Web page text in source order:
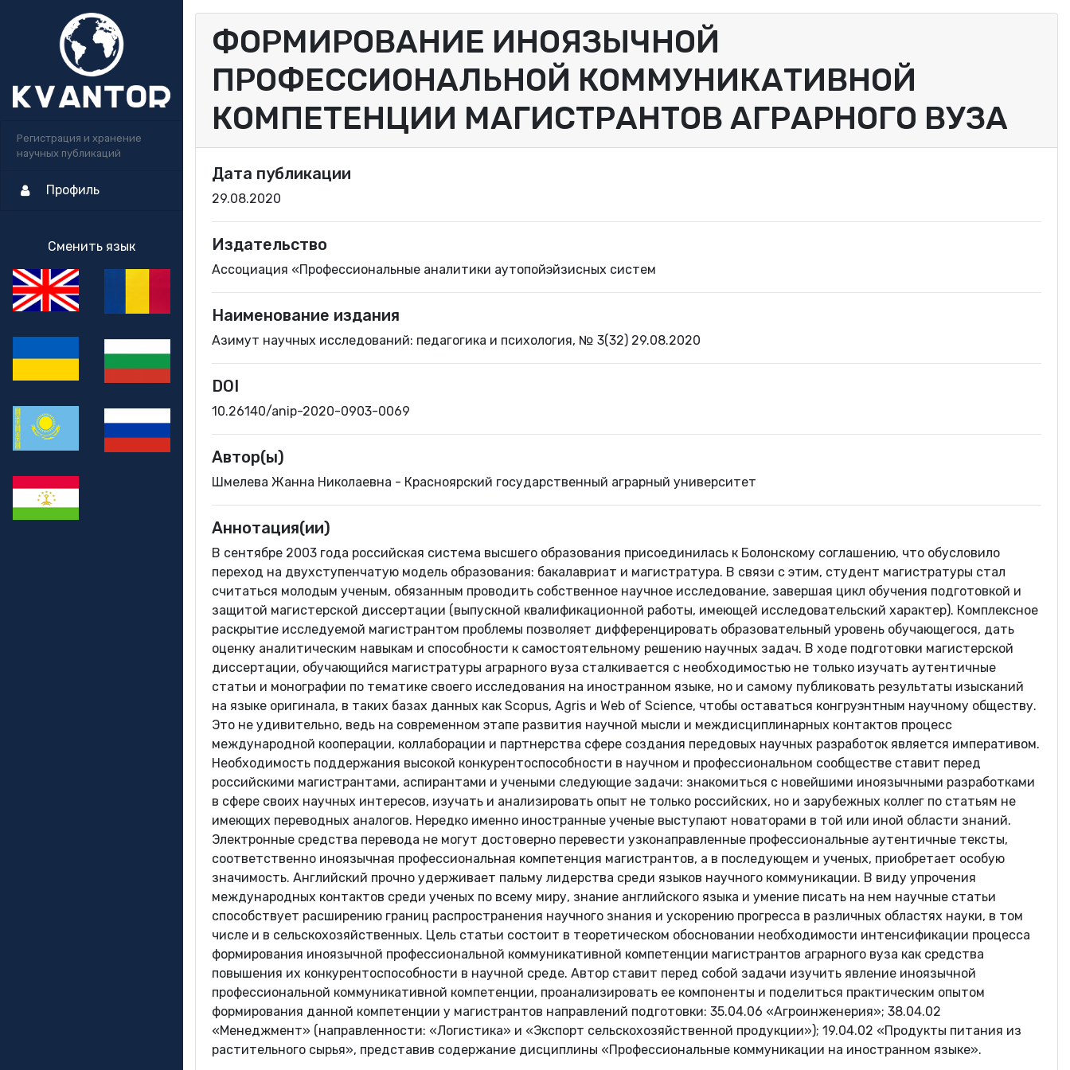
Регистрация и хранение
научных публикаций
Профиль
Сменить язык
ФОРМИРОВАНИЕ ИНОЯЗЫЧНОЙ
ПРОФЕССИОНАЛЬНОЙ КОММУНИКАТИВНОЙ
КОМПЕТЕНЦИИ МАГИСТРАНТОВ АГРАРНОГО ВУЗА
Дата публикации
29.08.2020
Издательство
Ассоциация «Профессиональные аналитики аутопойэйзисных систем
Наименование издания
Азимут научных исследований: педагогика и психология, № 3(32) 29.08.2020
DOI
10.26140/anip-2020-0903-0069
Автор(ы)
Шмелева Жанна Николаевна - Красноярский государственный аграрный университет
Аннотация(ии)
В сентябре 2003 года российская система высшего образования присоединилась к Болонскому соглашению, что обусловило
переход на двухступенчатую модель образования: бакалавриат и магистратура. В связи с этим, студент магистратуры стал
считаться молодым ученым, обязанным проводить собственное научное исследование, завершая цикл обучения подготовкой и
защитой магистерской диссертации (выпускной квалификационной работы, имеющей исследовательский характер). Комплексное
раскрытие исследуемой магистрантом проблемы позволяет дифференцировать образовательный уровень обучающегося, дать
оценку аналитическим навыкам и способности к самостоятельному решению научных задач. В ходе подготовки магистерской
диссертации, обучающийся магистратуры аграрного вуза сталкивается с необходимостью не только изучать аутентичные
статьи и монографии по тематике своего исследования на иностранном языке, но и самому публиковать результаты изысканий
на языке оригинала, в таких базах данных как Scopus, Agris и Web of Science, чтобы оставаться конгруэнтным научному обществу.
Это не удивительно, ведь на современном этапе развития научной мысли и междисциплинарных контактов процесс
международной кооперации, коллаборации и партнерства сфере создания передовых научных разработок является императивом.
Необходимость поддержания высокой конкурентоспособности в научном и профессиональном сообществе ставит перед
российскими магистрантами, аспирантами и учеными следующие задачи: знакомиться с новейшими иноязычными разработками
в сфере своих научных интересов, изучать и анализировать опыт не только российских, но и зарубежных коллег по статьям не
имеющих переводных аналогов. Нередко именно иностранные ученые выступают новаторами в той или иной области знаний.
Электронные средства перевода не могут достоверно перевести узконаправленные профессиональные аутентичные тексты,
соответственно иноязычная профессиональная компетенция магистрантов, а в последующем и ученых, приобретает особую
значимость. Английский прочно удерживает пальму лидерства среди языков научного коммуникации. В виду упрочения
международных контактов среди ученых по всему миру, знание английского языка и умение писать на нем научные статьи
способствует расширению границ распространения научного знания и ускорению прогресса в различных областях науки, в том
числе и в сельскохозяйственных. Цель статьи состоит в теоретическом обосновании необходимости интенсификации процесса
формирования иноязычной профессиональной коммуникативной компетенции магистрантов аграрного вуза как средства
повышения их конкурентоспособности в научной среде. Автор ставит перед собой задачи изучить явление иноязычной
профессиональной коммуникативной компетенции, проанализировать ее компоненты и поделиться практическим опытом
формирования данной компетенции у магистрантов направлений подготовки: 35.04.06 «Агроинженерия»; 38.04.02
«Менеджмент» (направленности: «Логистика» и «Экспорт сельскохозяйственной продукции»); 19.04.02 «Продукты питания из
растительного сырья», представив содержание дисциплины «Профессиональные коммуникации на иностранном языке».